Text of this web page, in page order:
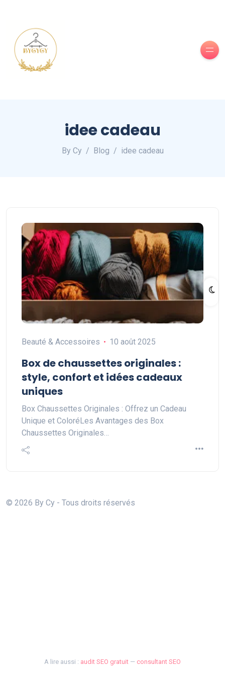
idee cadeau
By Cy Blog idee cadeau
Beauté & Accessoires 10 août 2025
Box de chaussettes originales :
style, confort et idées cadeaux
uniques
Box Chaussettes Originales : Offrez un Cadeau
Unique et ColoréLes Avantages des Box
Chaussettes Originales…
© 2026 By Cy - Tous droits réservés
A lire aussi : audit SEO gratuit — consultant SEO